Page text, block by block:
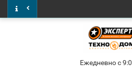
Ежедневно c